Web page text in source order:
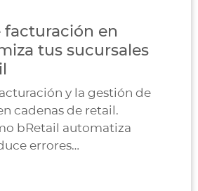
facturación en
tus sucursales
y la gestión de
cadenas de retail.
bRetail automatiza
errores